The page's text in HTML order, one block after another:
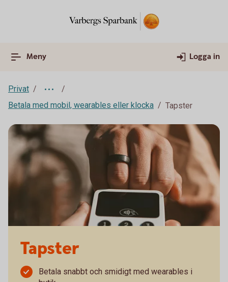
Meny Logga in
Privat
Betala med mobil, wearables eller klocka
Tapster
Tapster
Betala snabbt och smidigt med wearables i